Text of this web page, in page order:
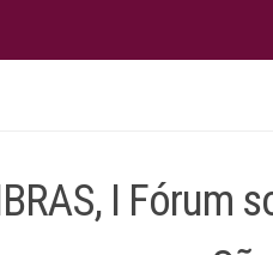
I Fórum